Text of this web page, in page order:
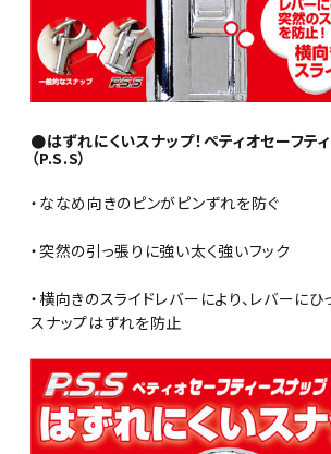
●はずれにくいスナップ！ペティオセーフテ
（P.S.S）
・ななめ向きのピンがピンずれを防ぐ
・突然の引っ張りに強い太く強いフック
・横向きのスライドレバーにより、レバーに
スナップはずれを防止